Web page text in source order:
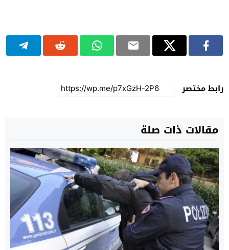
رابط مختصر
مقالات ذات صلة